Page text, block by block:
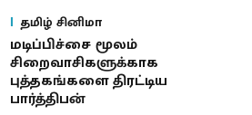
தமிழ் சினிமா
மடிப்பிச்சை மூலம்
சிறைவாசிகளுக்காக
புத்தகங்களை திரட்டிய
பார்த்திபன்